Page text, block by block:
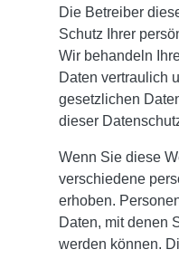
Die Betreiber
Schutz Ihrer
Wir behandeln
Daten vertraulich
gesetzlichen
dieser
Wenn Sie diese
verschiedene
erhoben.
Daten, mit denen
werden können.